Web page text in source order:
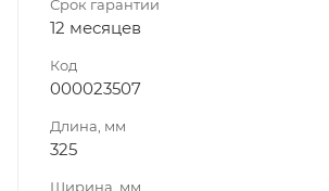
Срок гарантии
12 месяцев
Код
000023507
Длина, мм
325
Ширина, мм